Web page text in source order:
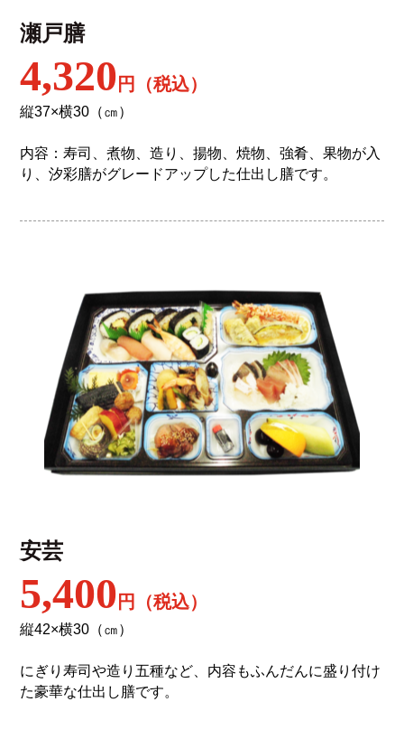
瀬戸膳
4,320 円（税込）
縦37×横30（㎝）
内容：寿司、煮物、造り、揚物、焼物、強肴、果物が入
り、汐彩膳がグレードアップした仕出し膳です。
安芸
5,400 円（税込）
縦42×横30（㎝）
にぎり寿司や造り五種など、内容もふんだんに盛り付け
た豪華な仕出し膳です。